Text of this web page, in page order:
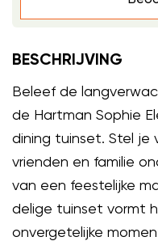
BESCHRIJVING
Beleef de
de Hartman Sophie
dining tuinset. Stel je
vrienden en familie
van een feestelijke
delige tuinset vormt
onvergetelijke